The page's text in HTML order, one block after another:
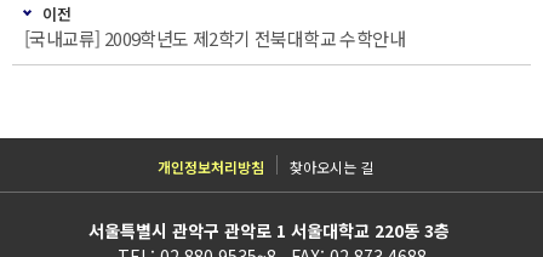
이전
[국내교류] 2009학년도 제2학기 전북대학교 수학안내
개인정보처리방침 찾아오시는 길
서울특별시 관악구 관악로 1 서울대학교 220동 3층